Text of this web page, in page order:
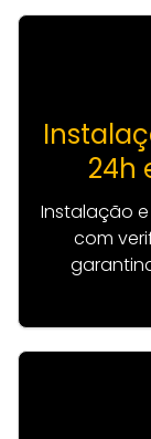
24h
Instalação
com